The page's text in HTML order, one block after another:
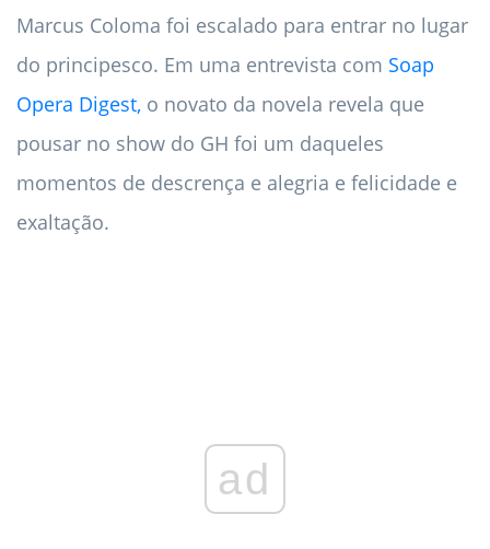
Marcus Coloma foi escalado para entrar no lugar
do principesco. Em uma entrevista com Soap
Opera Digest, o novato da novela revela que
pousar no show do GH foi um daqueles
momentos de descrença e alegria e felicidade e
exaltação.
ad